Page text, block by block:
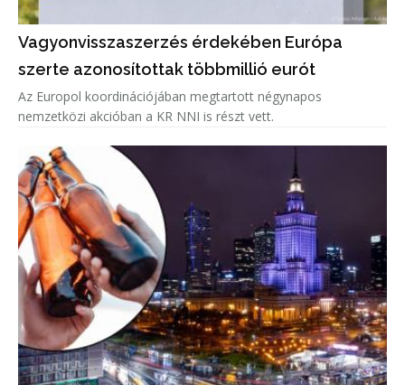
Vagyonvisszaszerzés érdekében Európa
szerte azonosítottak többmillió eurót
Az Europol koordinációjában megtartott négynapos
nemzetközi akcióban a KR NNI is részt vett.